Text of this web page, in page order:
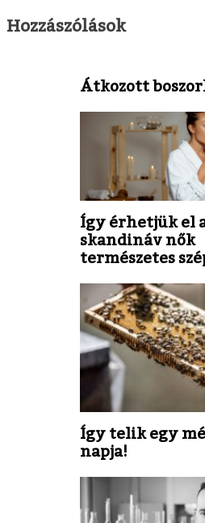
Hozzászólások
Átkozott
Így érhetjük el
skandináv nők
természetes
Így telik egy
napja!